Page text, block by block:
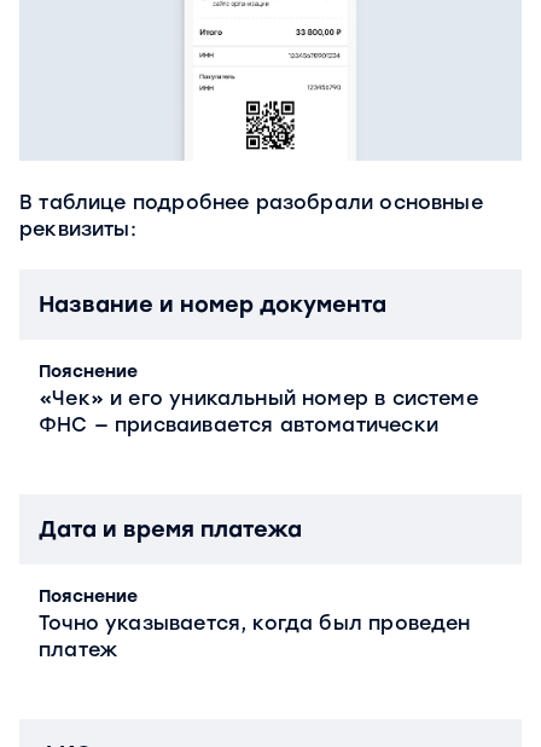
В таблице подробнее разобрали основные
реквизиты:
Название и номер документа
Пояснение
«Чек» и его уникальный номер в системе
ФНС — присваивается автоматически
Дата и время платежа
Пояснение
Точно указывается, когда был проведен
платеж